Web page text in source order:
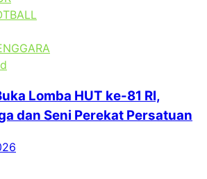
Lomba HUT ke-81 RI,
dan Seni Perekat Persatuan